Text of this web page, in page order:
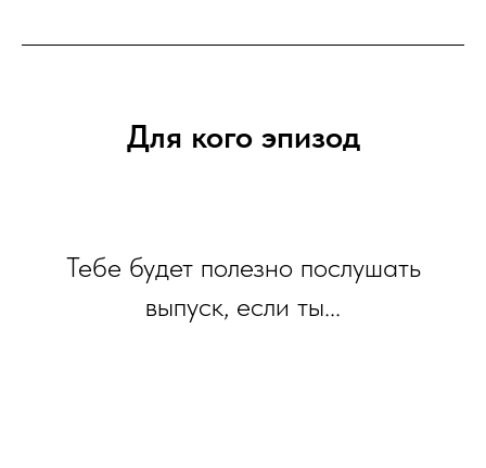
Для кого эпизод
Тебе будет полезно послушать
выпуск, если ты...